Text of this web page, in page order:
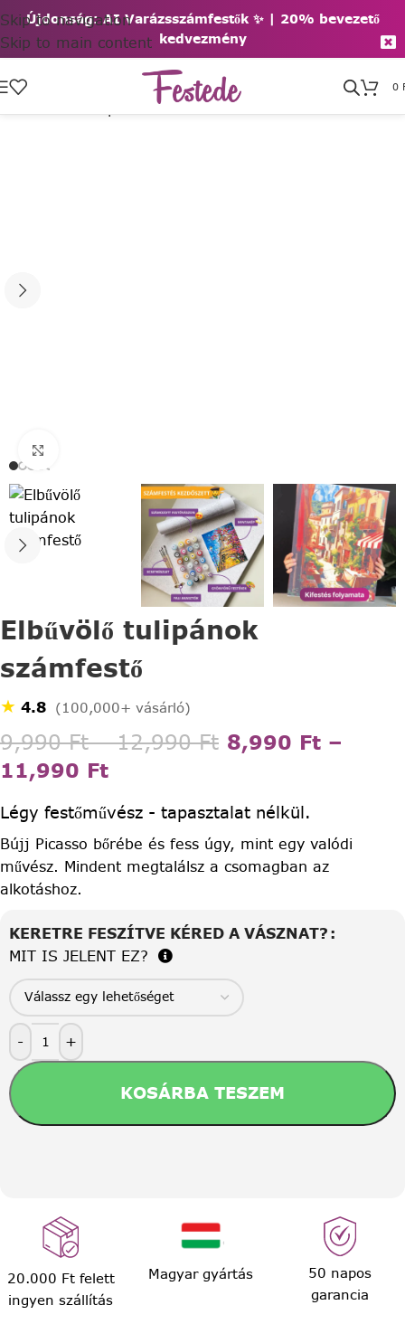
Újdonság: AI Varázsszámfestők ✨ | 20% bevezető
kedvezmény
Skip to navigation
Skip to main content
0
Elbűvölő tulipánok
számfestő
★ 4.8 (100,000+ vásárló)
9,990Ft – 12,990Ft 8,990 Ft –
11,990 Ft
Légy festőművész - tapasztalat nélkül.
Bújj Picasso bőrébe és fess úgy, mint egy valódi
művész. Mindent megtalálsz a csomagban az
alkotáshoz.
KERETRE FESZÍTVE KÉRED A VÁSZNAT?
MIT IS JELENT EZ?
- +
KOSÁRBA TESZEM
20.000 Ft felett
ingyen szállítás
Magyar gyártás
50 napos
garancia